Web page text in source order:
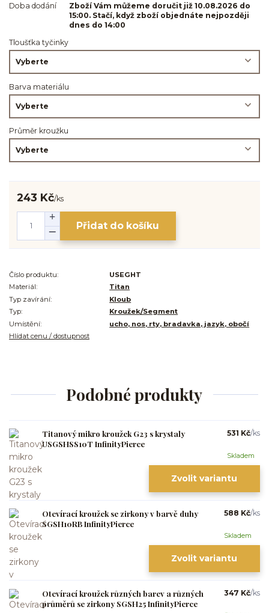
Doba dodání
Zboží Vám můžeme doručit již 10.08.2026 do
15:00. Stačí, když zboží objednáte nejpozději
dnes do 14:00
Tloušťka tyčinky
Barva materiálu
Průměr kroužku
243 Kč/ks
Přidat do košíku
Číslo produktu:
USEGHT
Materiál:
Titan
Typ zavírání:
Kloub
Typ:
Kroužek/Segment
Umístění:
ucho, nos, rty, bradavka, jazyk, obočí
Hlídat cenu / dostupnost
Podobné produkty
Titanový mikro kroužek G23 s krystaly
USGSHSS10T InfinityPierce
531 Kč/ks
Skladem
Zvolit variantu
Otevírací kroužek se zirkony v barvě duhy
SGSH10RB InfinityPierce
588 Kč/ks
Skladem
Zvolit variantu
Otevírací kroužek různých barev a různých
průměrů se zirkony SGSH25 InfinityPierce
347 Kč/ks